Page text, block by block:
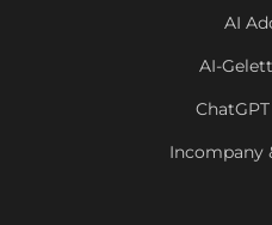
AI
AI-
Incompany